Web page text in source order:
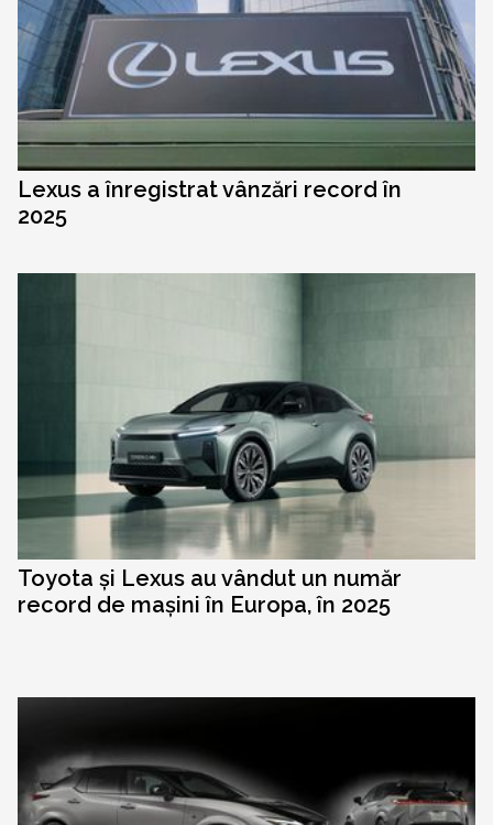
Lexus a înregistrat vânzări record în
2025
Toyota și Lexus au vândut un număr
record de mașini în Europa, în 2025